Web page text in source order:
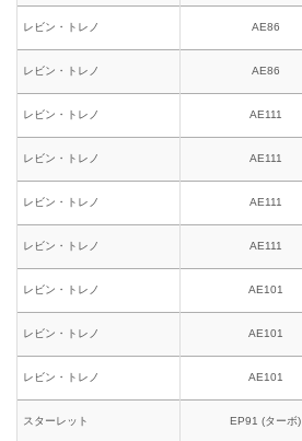
レビン・トレノ AE86
レビン・トレノ AE86
レビン・トレノ AE111
レビン・トレノ AE111
レビン・トレノ AE111
レビン・トレノ AE111
レビン・トレノ AE101
レビン・トレノ AE101
レビン・トレノ AE101
スターレット EP91 (ターボ)